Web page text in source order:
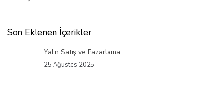
Son Eklenen İçerikler
Yalın Satış ve Pazarlama
25 Ağustos 2025